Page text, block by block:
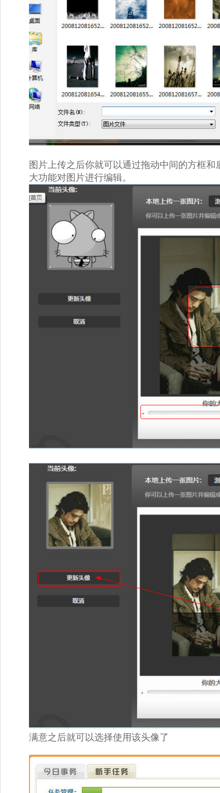
图片上传之后你就可以通过拖动中间的方框和
大功能对图片进行编辑。
满意之后就可以选择使用该头像了